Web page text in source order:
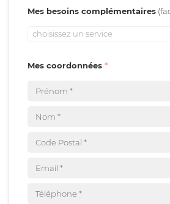
Mes besoins complémentaires
choisissez un service
Mes coordonnées